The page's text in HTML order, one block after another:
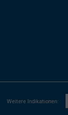
Weitere Indikationen: